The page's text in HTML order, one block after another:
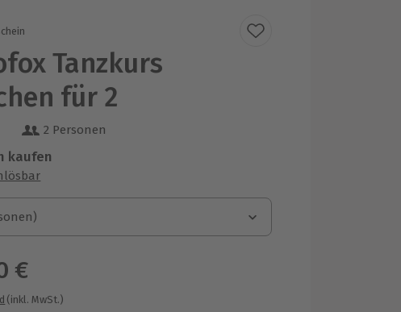
Tanzkurs
für 2
5 aus 1 Bewertungen
2 Personen
kaufen
€
(inkl. MwSt.)